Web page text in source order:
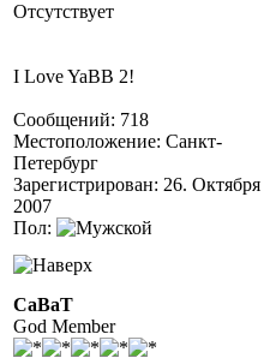
Отсутствует
I Love YaBB 2!
Сообщений: 718
Местоположение: Санкт-
Петербург
Зарегистрирован: 26. Октября
2007
Пол:
CaBaT
God Member